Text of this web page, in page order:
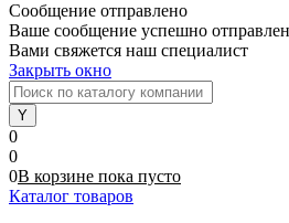
Сообщение отправлено
Ваше сообщение успешно
Вами свяжется наш специалист
Закрыть окно
0
0
0В корзине пока пусто
Каталог товаров